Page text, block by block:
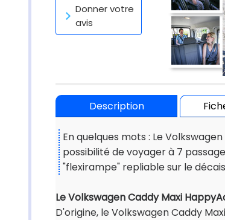
Donner votre
avis
Description
En quelques mots : Le
possibilité de voyager à 7
"flexirampe" repliable sur le
Le Volkswagen Caddy Maxi
D'origine, le Volkswagen Caddy